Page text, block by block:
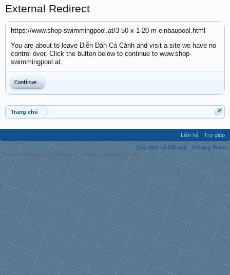
External Redirect
https://www.shop-swimmingpool.at/3-50-x-1-20-m-einbaupool.html
You are about to leave Diễn Đàn Cá Cảnh and visit a site we have no
control over. Click the button below to continue to www.shop-
swimmingpool.at.
Continue...
Trang chủ
Liên hệ
Trợ giúp
Quy định và Nội quy
Privacy Policy
Forum software by XenForo™ | Media embeds by s9e